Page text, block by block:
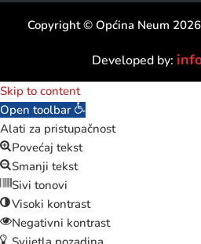
Copyright © Općina Neum
Developed by:
Skip to content
Open toolbar
Alati za pristupačnost
Povećaj tekst
Smanji tekst
Sivi tonovi
Visoki kontrast
Negativni kontrast